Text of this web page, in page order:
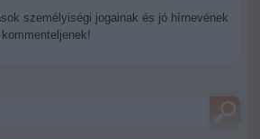
személyiségi jogainak és jó hírnevének